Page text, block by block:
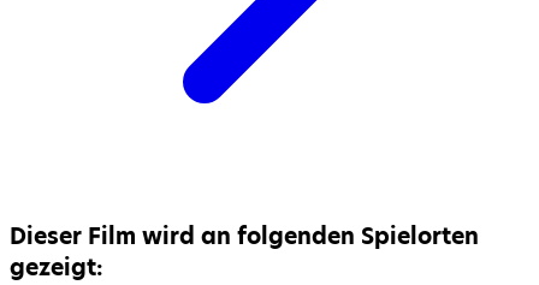
Dieser Film wird an folgenden Spielorten
gezeigt: